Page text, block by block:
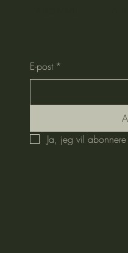
E-post *
Ja, jeg vil